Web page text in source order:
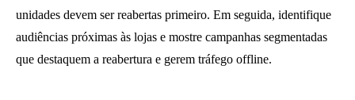
unidades devem ser reabertas primeiro. Em seguida, identifique
audiências próximas às lojas e mostre campanhas segmentadas
que destaquem a reabertura e gerem tráfego offline.